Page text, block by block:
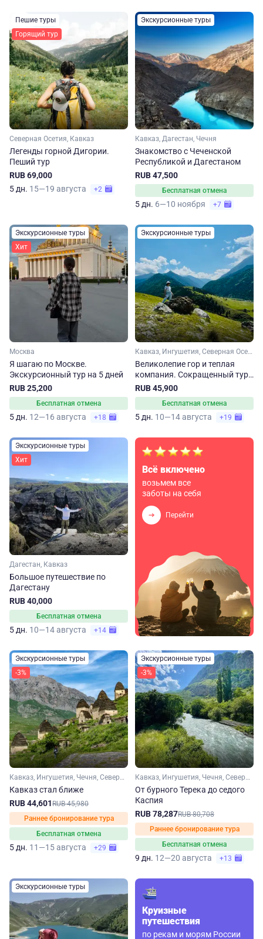
Пешие туры
Горящий тур
Северная Осетия, Кавказ
Легенды горной Дигории.
Пеший тур
RUB 69,000
5 дн. 15—19 августа +2
Экскурсионные туры
Кавказ, Дагестан, Чечня
Знакомство с Чеченской
Республикой и Дагестаном
RUB 47,500
Бесплатная отмена
5 дн. 6—10 ноября +7
Экскурсионные туры
Хит
Москва
Я шагаю по Москве.
Экскурсионный тур на 5 дней
RUB 25,200
Бесплатная отмена
5 дн. 12—16 августа +18
Экскурсионные туры
Кавказ, Ингушетия, Северная Осетия, Чечня
Великолепие гор и теплая
компания. Сокращенный тур
по Кавказу
RUB 45,900
Бесплатная отмена
5 дн. 10—14 августа +19
Экскурсионные туры
Хит
Дагестан, Кавказ
Большое путешествие по
Дагестану
RUB 40,000
Бесплатная отмена
5 дн. 10—14 августа +14
Всё включено
возьмем все
заботы на себя
Перейти
Экскурсионные туры
-3%
Кавказ, Ингушетия, Чечня, Северная Осетия
Кавказ стал ближе
RUB 44,601RUB 45,980
Раннее бронирование тура
Бесплатная отмена
5 дн. 11—15 августа +29
Экскурсионные туры
-3%
Кавказ, Ингушетия, Чечня, Северная Осетия, Дагестан
От бурного Терека до седого
Каспия
RUB 78,287RUB 80,708
Раннее бронирование тура
Бесплатная отмена
9 дн. 12—20 августа +13
Экскурсионные туры
Круизные
путешествия
по рекам и морям России